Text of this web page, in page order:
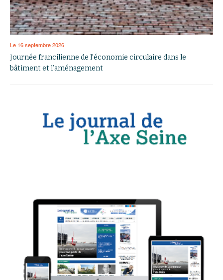
Le 16 septembre 2026
Journée francilienne de l’économie circulaire dans le
bâtiment et l’aménagement